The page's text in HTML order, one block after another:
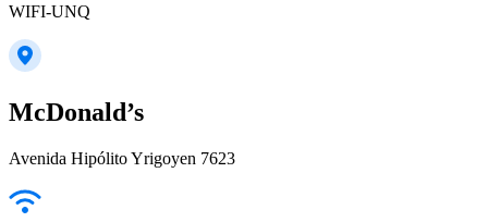
WIFI-UNQ
McDonald’s
Avenida Hipólito Yrigoyen 7623